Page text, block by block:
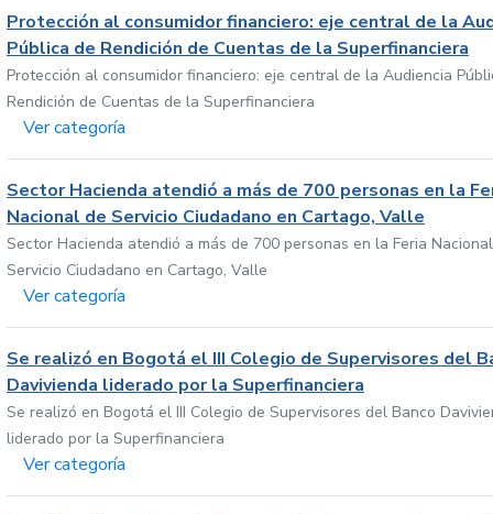
Protección al consumidor financiero: eje central de la
Pública de Rendición de Cuentas de la Superfinanciera
Protección al consumidor financiero: eje central de la Audiencia
Rendición de Cuentas de la Superfinanciera
Ver categoría
Sector Hacienda atendió a más de 700 personas en la
Nacional de Servicio Ciudadano en Cartago, Valle
Sector Hacienda atendió a más de 700 personas en la Feria
Servicio Ciudadano en Cartago, Valle
Ver categoría
Se realizó en Bogotá el III Colegio de Supervisores del
Davivienda liderado por la Superfinanciera
Se realizó en Bogotá el III Colegio de Supervisores del Banco
liderado por la Superfinanciera
Ver categoría